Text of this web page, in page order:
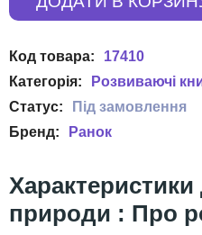
17410
Розвиваючі
Ранок
природи : Про